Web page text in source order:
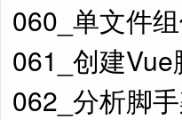
060_单文件
061_创建
062_分析脚